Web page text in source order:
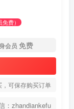
费）
会员 免费
可保存购买订单
：zhandiankefu